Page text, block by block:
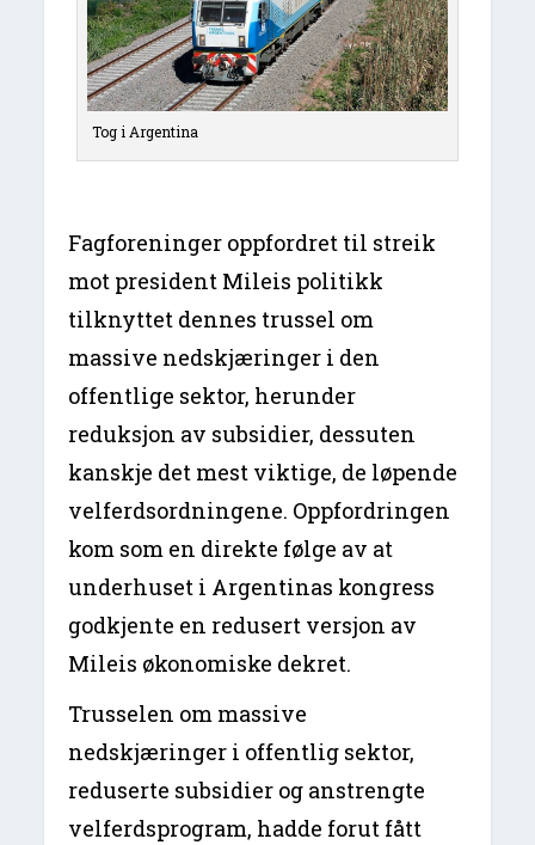
Tog i Argentina
Fagforeninger oppfordret til streik
mot president Mileis politikk
tilknyttet dennes trussel om
massive nedskjæringer i den
offentlige sektor, herunder
reduksjon av subsidier, dessuten
kanskje det mest viktige, de løpende
velferdsordningene. Oppfordringen
kom som en direkte følge av at
underhuset i Argentinas kongress
godkjente en redusert versjon av
Mileis økonomiske dekret.
Trusselen om massive
nedskjæringer i offentlig sektor,
reduserte subsidier og anstrengte
velferdsprogram, hadde forut fått